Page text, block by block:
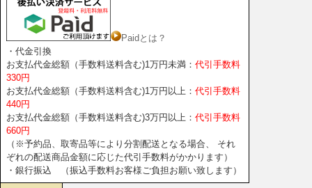
Paidとは？
・代金引換
お支払代金総額（手数料送料含む)1万円未満： 代引手数料
330円
お支払代金総額（手数料送料含む)1万円以上： 代引手数料
440円
お支払代金総額（手数料送料含む)3万円以上： 代引手数料
660円
（※予約品、取寄品等により分割配送となる場合、 それ
ぞれの配送商品金額に応じた代引手数料がかかります）
・銀行振込 （振込手数料お客様ご負担お願い致します）